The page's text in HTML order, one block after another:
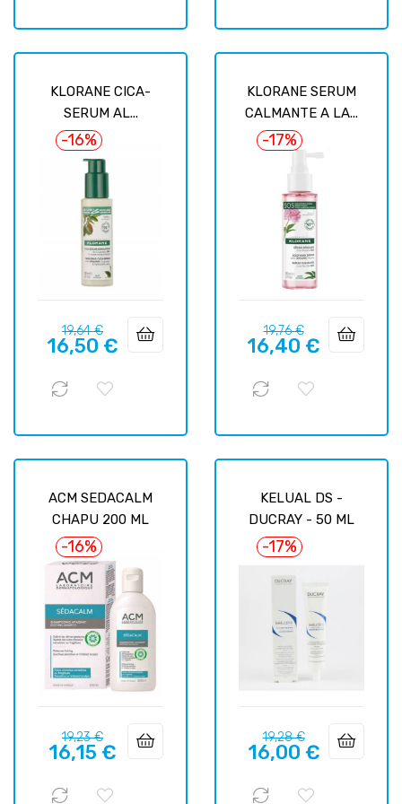
KLORANE CICA-
SERUM AL...
-16%
Prix
habituel
19,64 €Prix
16,50 €
KLORANE SERUM
CALMANTE A LA...
-17%
Prix
habituel
19,76 €Prix
16,40 €
ACM SEDACALM
CHAPU 200 ML
-16%
Prix
habituel
19,23 €Prix
16,15 €
KELUAL DS -
DUCRAY - 50 ML
-17%
Prix
habituel
19,28 €Prix
16,00 €